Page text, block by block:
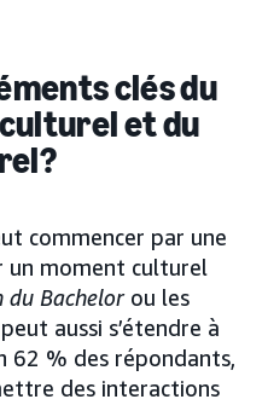
clés du
et du
commencer par une
un moment culturel
du Bachelorou les
aussi s’étendre à
62 % des répondants,
des interactions